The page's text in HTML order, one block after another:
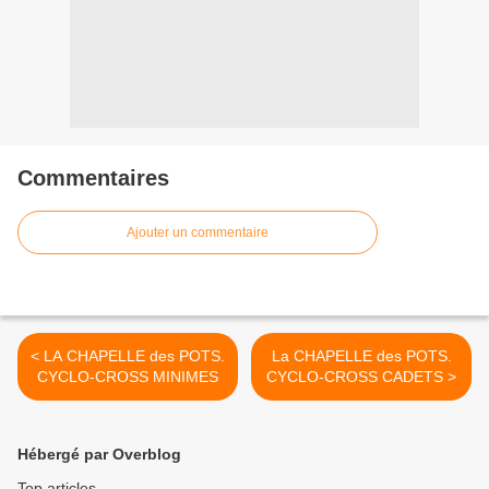
Commentaires
Ajouter un commentaire
< LA CHAPELLE des POTS.
CYCLO-CROSS MINIMES
La CHAPELLE des POTS.
CYCLO-CROSS CADETS >
Hébergé par Overblog